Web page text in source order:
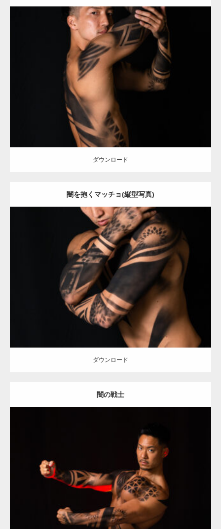
Update:2021.12.21
アートなマッチョ AKIHITO(細マッチョ)
ダウンロード
ダウンロード
闇を抱くマッチョ(縦型写真)
Update:2021.12.21
アートなマッチョ オレンジの人 AKIHITO(細マッチョ)
ダウンロード
ダウンロード
闇の戦士
2021.12.21
Category:アートなマッチョ TOSHI(大胸筋)
ダウンロード